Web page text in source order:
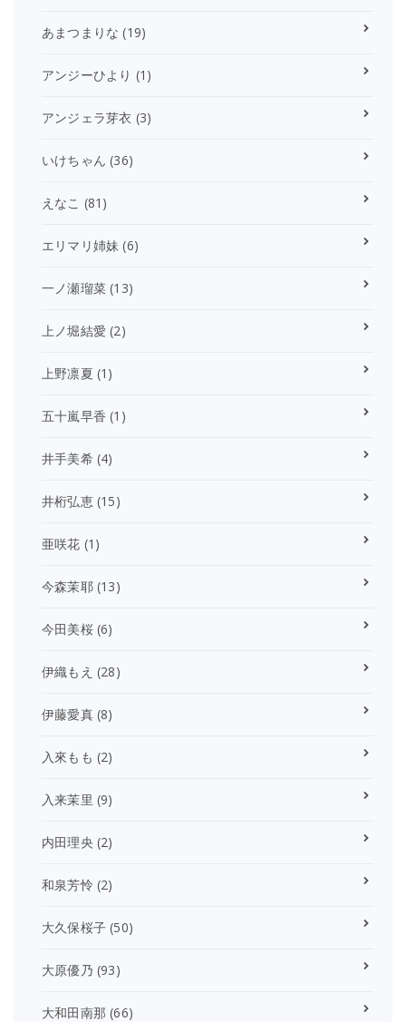
あまつまりな (19)
アンジーひより (1)
アンジェラ芽衣 (3)
いけちゃん (36)
えなこ (81)
エリマリ姉妹 (6)
一ノ瀬瑠菜 (13)
上ノ堀結愛 (2)
上野凛夏 (1)
五十嵐早香 (1)
井手美希(4)
井桁弘恵(15)
亜咲花 (1)
今森茉耶(13)
今田美桜(6)
伊織もえ (28)
伊藤愛真(8)
入來もも (2)
入来茉里 (9)
内田理央 (2)
和泉芳怜 (2)
大久保桜子 (50)
大原優乃 (93)
大和田南那 (66)